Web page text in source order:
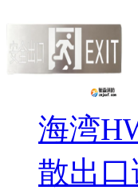
海湾
散出